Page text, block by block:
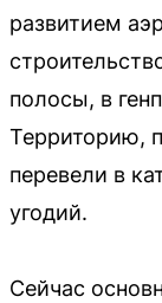
развитием
полосы, в
Территорию,
перевели в
угодий.
Сейчас